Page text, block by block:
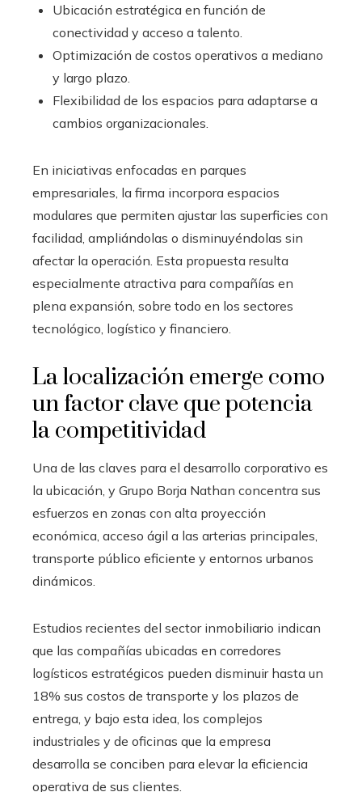
Ubicación estratégica en función de
conectividad y acceso a talento.
Optimización de costos operativos a mediano
y largo plazo.
Flexibilidad de los espacios para adaptarse a
cambios organizacionales.
En iniciativas enfocadas en parques
empresariales, la firma incorpora espacios
modulares que permiten ajustar las superficies con
facilidad, ampliándolas o disminuyéndolas sin
afectar la operación. Esta propuesta resulta
especialmente atractiva para compañías en
plena expansión, sobre todo en los sectores
tecnológico, logístico y financiero.
La localización emerge como
un factor clave que potencia
la competitividad
Una de las claves para el desarrollo corporativo es
la ubicación, y Grupo Borja Nathan concentra sus
esfuerzos en zonas con alta proyección
económica, acceso ágil a las arterias principales,
transporte público eficiente y entornos urbanos
dinámicos.
Estudios recientes del sector inmobiliario indican
que las compañías ubicadas en corredores
logísticos estratégicos pueden disminuir hasta un
18% sus costos de transporte y los plazos de
entrega, y bajo esta idea, los complejos
industriales y de oficinas que la empresa
desarrolla se conciben para elevar la eficiencia
operativa de sus clientes.